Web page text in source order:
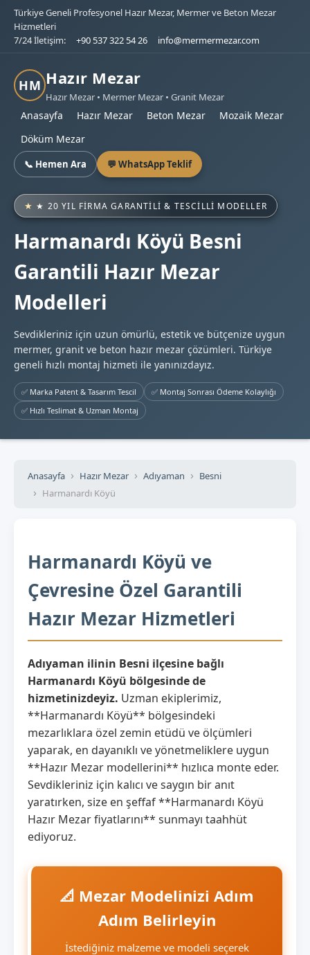
Türkiye Geneli Profesyonel Hazır Mezar, Mermer ve Beton Mezar
Hizmetleri
7/24 İletişim:
+90 537 322 54 26 info@mermermezar.com
HM Hazır Mezar
Hazır Mezar • Mermer Mezar • Granit Mezar
Anasayfa Hazır Mezar Beton Mezar
Mozaik Mezar
Döküm Mezar
📞 Hemen Ara 💬 WhatsApp Teklif
★ 20 YIL FIRMA GARANTILI & TESCILLI MODELLER
Harmanardı Köyü Besni
Garantili Hazır Mezar
Modelleri
Sevdikleriniz için uzun ömürlü, estetik ve bütçenize uygun
mermer, granit ve beton hazır mezar çözümleri. Türkiye
geneli hızlı montaj hizmeti ile yanınızdayız.
✅ Marka Patent & Tasarım Tescil
✅ Montaj Sonrası Ödeme Kolaylığı
✅ Hızlı Teslimat & Uzman Montaj
Anasayfa Hazır Mezar Adıyaman
Besni
Harmanardı Köyü
Harmanardı Köyü ve
Çevresine Özel Garantili
Hazır Mezar Hizmetleri
Adıyaman ilinin Besni ilçesine bağlı
Harmanardı Köyü bölgesinde de
hizmetinizdeyiz. Uzman ekiplerimiz,
**Harmanardı Köyü** bölgesindeki
mezarlıklara özel zemin etüdü ve ölçümleri
yaparak, en dayanıklı ve yönetmeliklere uygun
**Hazır Mezar modellerini** hızlıca monte eder.
Sevdikleriniz için kalıcı ve saygın bir anıt
yaratırken, size en şeffaf **Harmanardı Köyü
Hazır Mezar fiyatlarını** sunmayı taahhüt
ediyoruz.
📐 Mezar Modelinizi Adım
Adım Belirleyin
İstediğiniz malzeme ve modeli seçerek